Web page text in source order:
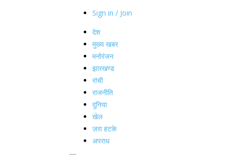
Sign in / Join
देश
मुख्य खबर
मनोरंजन
झारखण्ड
रांची
राजनीति
दुनिया
खेल
ज़रा हटके
अपराध